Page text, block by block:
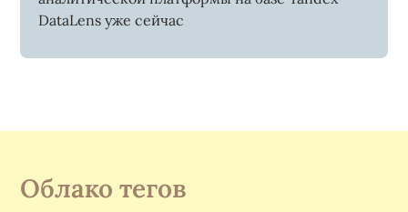
DataLens уже сейчас
Облако тегов